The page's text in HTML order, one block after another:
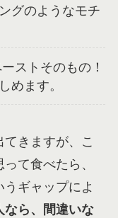
グのようなモチ
ストそのもの！
めます。
てきますが、こ
て食べたら、
ギャップによ
なら、間違いな